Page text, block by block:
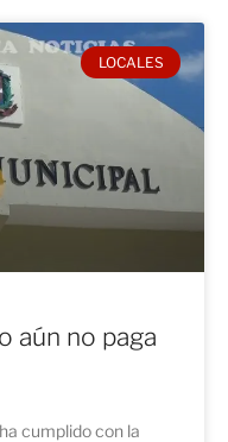
LOCALES
aún no paga
cumplido con la